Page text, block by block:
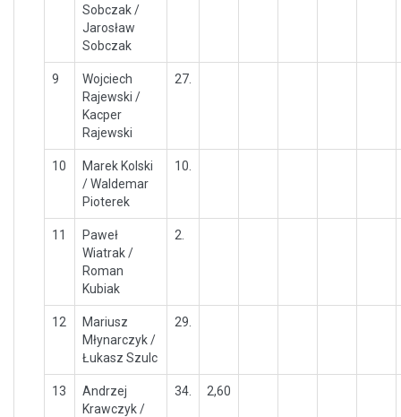
Sobczak /
Jarosław
Sobczak
9
Wojciech
Rajewski /
Kacper
Rajewski
27.
10
Marek Kolski
/ Waldemar
Pioterek
10.
11
Paweł
Wiatrak /
Roman
Kubiak
2.
12
Mariusz
Młynarczyk /
Łukasz Szulc
29.
13
Andrzej
Krawczyk /
34. 2,60